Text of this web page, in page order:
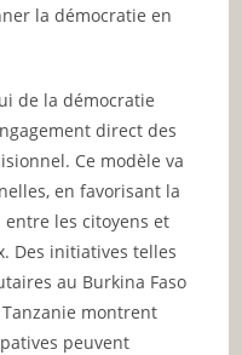
la démocratie en
de la démocratie
direct des
Ce modèle va
en favorisant la
les citoyens et
Des initiatives telles
au Burkina Faso
montrent
peuvent